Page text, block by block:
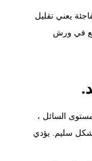
يعني تقليل
في ورش
السائل ،
سليم. يؤدي